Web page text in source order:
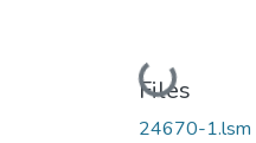
Loading...
Files
24670-1.lsm